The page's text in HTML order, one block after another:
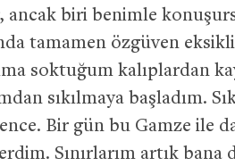
ancak biri benimle
tamamen özgüven
soktuğum kalıplardan
sıkılmaya başladım.
Bir gün bu Gamze ile
Sınırlarım artık